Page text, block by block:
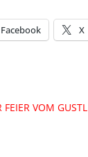
Facebook X
FEIER VOM GUSTL